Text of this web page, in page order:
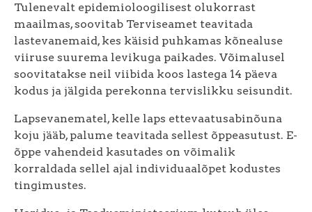
Tulenevalt epidemioloogilisest olukorrast
maailmas, soovitab Terviseamet teavitada
lastevanemaid, kes käisid puhkamas kõnealuse
viiruse suurema levikuga paikades. Võimalusel
soovitatakse neil viibida koos lastega 14 päeva
kodus ja jälgida perekonna tervislikku seisundit.
Lapsevanematel, kelle laps ettevaatusabinõuna
koju jääb, palume teavitada sellest õppeasutust. E-
õppe vahendeid kasutades on võimalik
korraldada sellel ajal individuaalõpet kodustes
tingimustes.